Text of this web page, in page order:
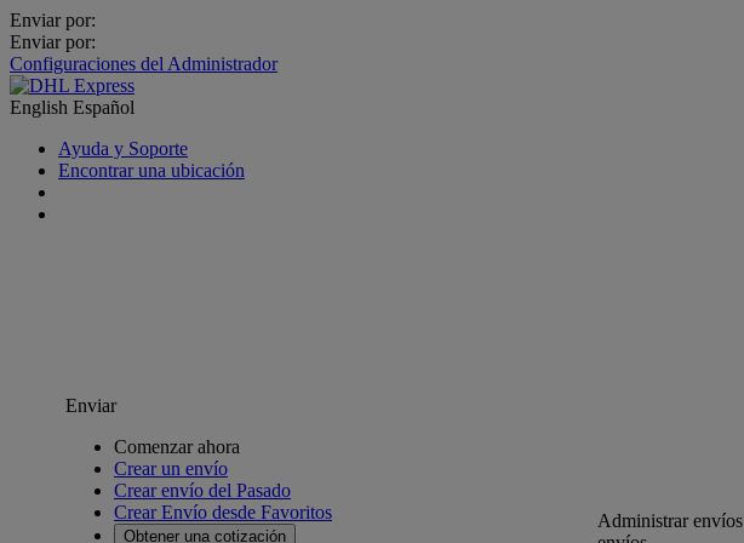
Enviar por:
Enviar por:
Configuraciones del Administrador
English Español
Ayuda y Soporte
Encontrar una ubicación
Enviar
Comenzar ahora
Crear un envío
Crear envío del Pasado
Crear Envío desde Favoritos
Obtener una cotización
Administrar envíos